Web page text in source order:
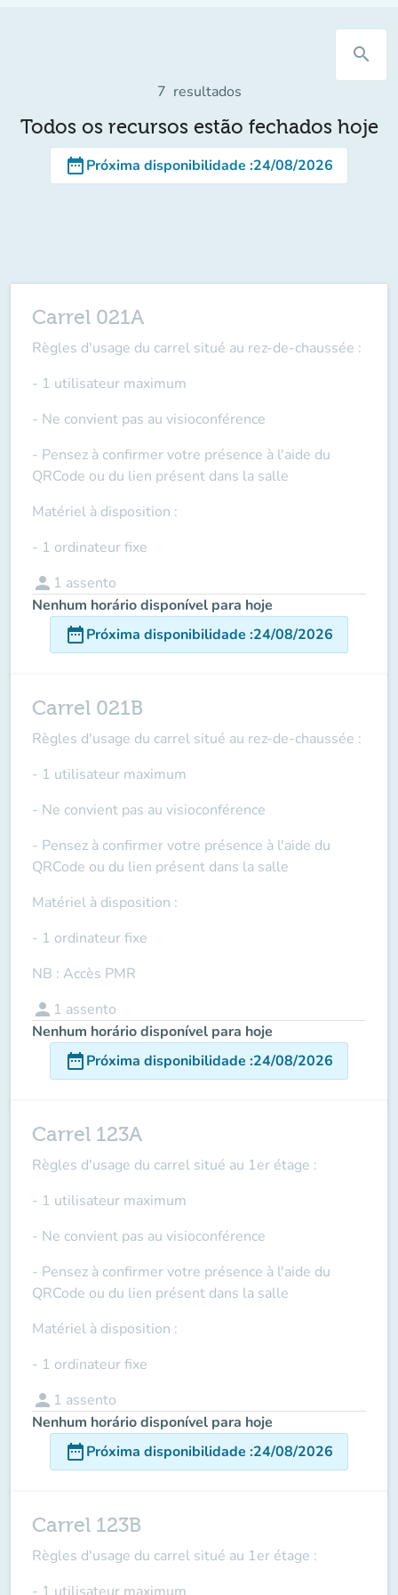
search
7 resultados
Todos os recursos estão fechados hoje
date_rangePróxima disponibilidade :24/08/2026
Carrel 021A
Règles d'usage du carrel situé au rez-de-chaussée :
- 1 utilisateur maximum
- Ne convient pas au visioconférence
- Pensez à confirmer votre présence à l'aide du
QRCode ou du lien présent dans la salle
Matériel à disposition :
- 1 ordinateur fixe
person 1 assento
Nenhum horário disponível para hoje
date_rangePróxima disponibilidade :24/08/2026
Carrel 021B
Règles d'usage du carrel situé au rez-de-chaussée :
- 1 utilisateur maximum
- Ne convient pas au visioconférence
- Pensez à confirmer votre présence à l'aide du
QRCode ou du lien présent dans la salle
Matériel à disposition :
- 1 ordinateur fixe
NB : Accès PMR
person 1 assento
Nenhum horário disponível para hoje
date_rangePróxima disponibilidade :24/08/2026
Carrel 123A
Règles d'usage du carrel situé au 1er étage :
- 1 utilisateur maximum
- Ne convient pas au visioconférence
- Pensez à confirmer votre présence à l'aide du
QRCode ou du lien présent dans la salle
Matériel à disposition :
- 1 ordinateur fixe
person 1 assento
Nenhum horário disponível para hoje
date_rangePróxima disponibilidade :24/08/2026
Carrel 123B
Règles d'usage du carrel situé au 1er étage :